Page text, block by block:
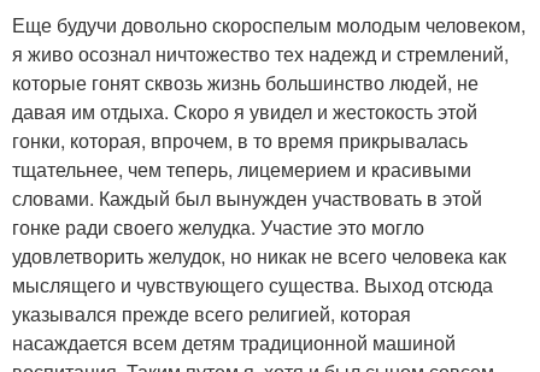
Еще будучи довольно скороспелым молодым человеком,
я живо осознал ничтожество тех надежд и стремлений,
которые гонят сквозь жизнь большинство людей, не
давая им отдыха. Скоро я увидел и жестокость этой
гонки, которая, впрочем, в то время прикрывалась
тщательнее, чем теперь, лицемерием и красивыми
словами. Каждый был вынужден участвовать в этой
гонке ради своего желудка. Участие это могло
удовлетворить желудок, но никак не всего человека как
мыслящего и чувствующего существа. Выход отсюда
указывался прежде всего религией, которая
насаждается всем детям традиционной машиной